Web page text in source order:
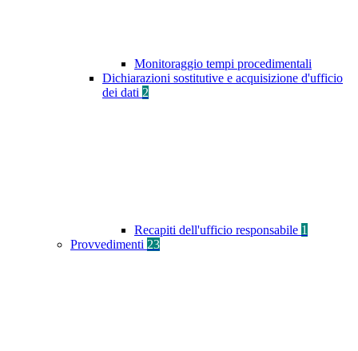
Monitoraggio tempi procedimentali
Dichiarazioni sostitutive e acquisizione d'ufficio
dei dati 2
Recapiti dell'ufficio responsabile 1
Provvedimenti 23